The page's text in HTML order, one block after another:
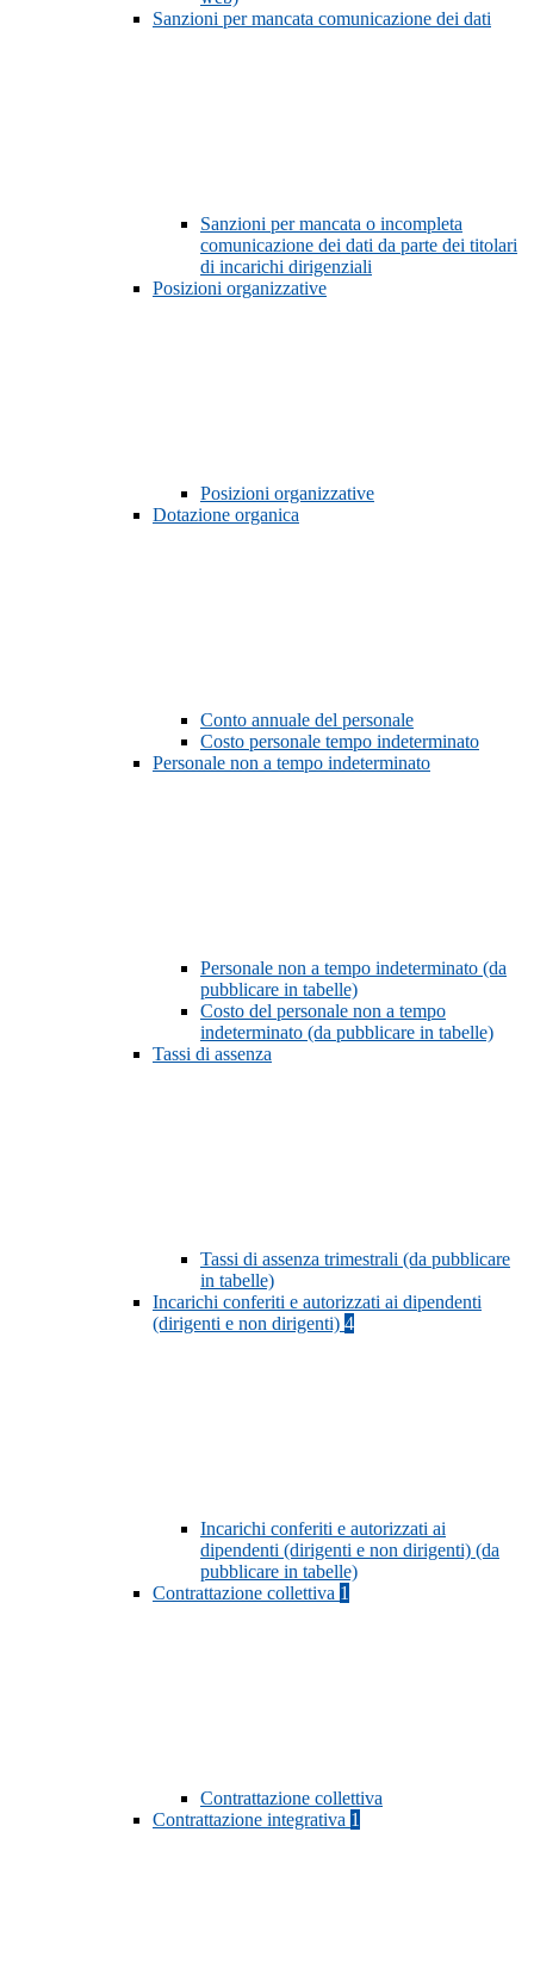
Sanzioni per mancata comunicazione dei dati
Sanzioni per mancata o incompleta
comunicazione dei dati da parte dei titolari
di incarichi dirigenziali
Posizioni organizzative
Posizioni organizzative
Dotazione organica
Conto annuale del personale
Costo personale tempo indeterminato
Personale non a tempo indeterminato
Personale non a tempo indeterminato (da
pubblicare in tabelle)
Costo del personale non a tempo
indeterminato (da pubblicare in tabelle)
Tassi di assenza
Tassi di assenza trimestrali (da pubblicare
in tabelle)
Incarichi conferiti e autorizzati ai dipendenti
(dirigenti e non dirigenti) 4
Incarichi conferiti e autorizzati ai
dipendenti (dirigenti e non dirigenti) (da
pubblicare in tabelle)
Contrattazione collettiva 1
Contrattazione collettiva
Contrattazione integrativa 1